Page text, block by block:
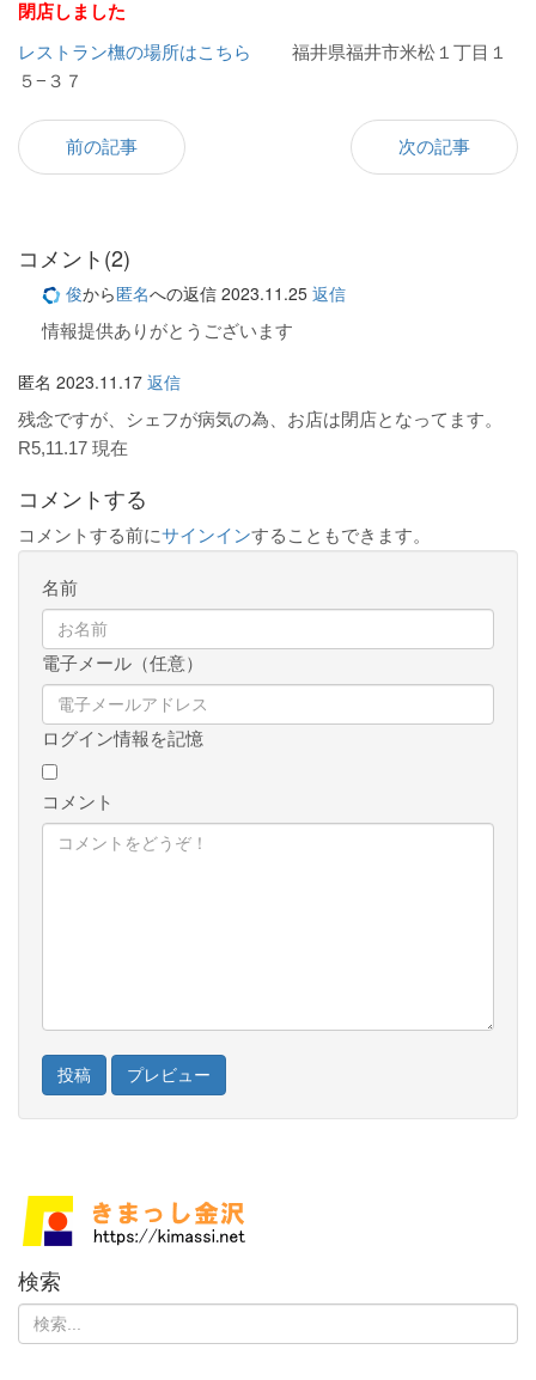
閉店しました
レストラン橅の場所はこちら
福井県福井市米松１丁目１
５−３７
前の記事 次の記事
コメント(2)
俊から匿名への返信 2023.11.25 返信
情報提供ありがとうございます
匿名 2023.11.17 返信
残念ですが、シェフが病気の為、お店は閉店となってます。
R5,11.17 現在
コメントする
コメントする前にサインインすることもできます。
名前
電子メール（任意）
ログイン情報を記憶
コメント
検索